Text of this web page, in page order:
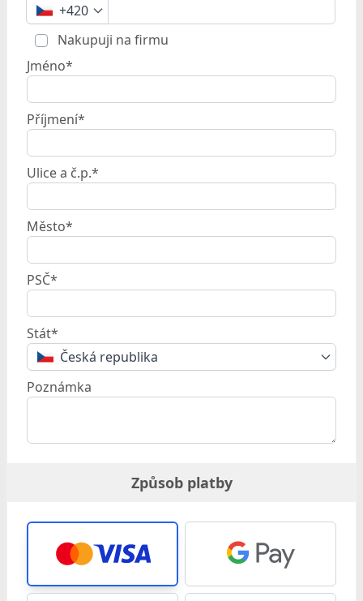
+420
Nakupuji na firmu
Jméno*
Příjmení*
Ulice a č.p.*
Město*
PSČ*
Stát*
Česká republika
Poznámka
Způsob platby